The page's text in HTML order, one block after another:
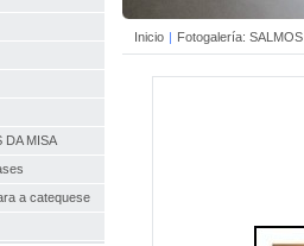
Inicio | Fotogalería: SALMOS
DA MISA
a catequese